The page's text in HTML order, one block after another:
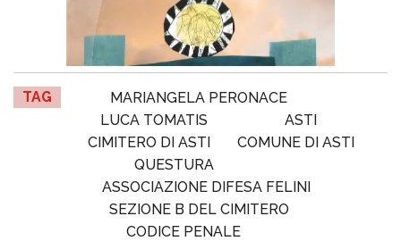
TAG
MARIANGELA PERONACE
LUCA TOMATIS
ASTI
CIMITERO DI ASTI
COMUNE DI ASTI
QUESTURA
ASSOCIAZIONE DIFESA FELINI
SEZIONE B DEL CIMITERO
CODICE PENALE